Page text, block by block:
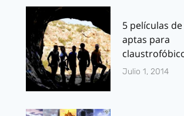
5 películas
aptas para
Julio 1, 2014